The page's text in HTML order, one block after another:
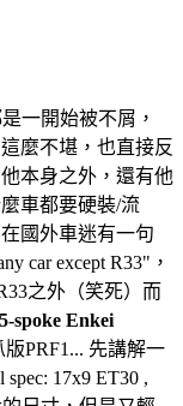
一開始被不屑，
麼不堪，也直接反
本身之外，還有他
車都要硬裝/流
國外車迷有一句
car except R33"，
之外（笑死）而
spoke Enkei
PRF1... 先講解一
17x9 ET30 ,